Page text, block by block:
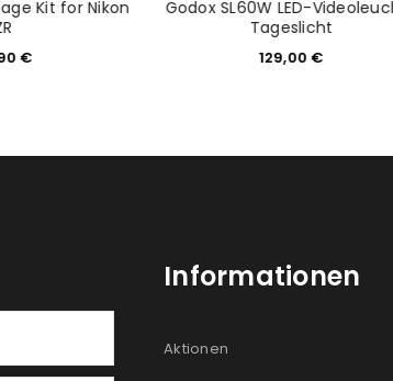
Kit for Nikon
€
Godox SL60W LED-
Tageslicht
129,00€
Informationen
Aktionen